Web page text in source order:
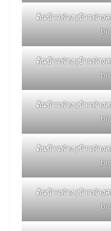
ต้นข้าวฟ่าง (ข้าวฟ่าง
ต้นข้าวฟ่าง (ข้าวฟ่าง
ต้นข้าวฟ่าง (ข้าวฟ่าง
ต้นข้าวฟ่าง (ข้าวฟ่าง
ต้นข้าวฟ่าง (ข้าวฟ่าง